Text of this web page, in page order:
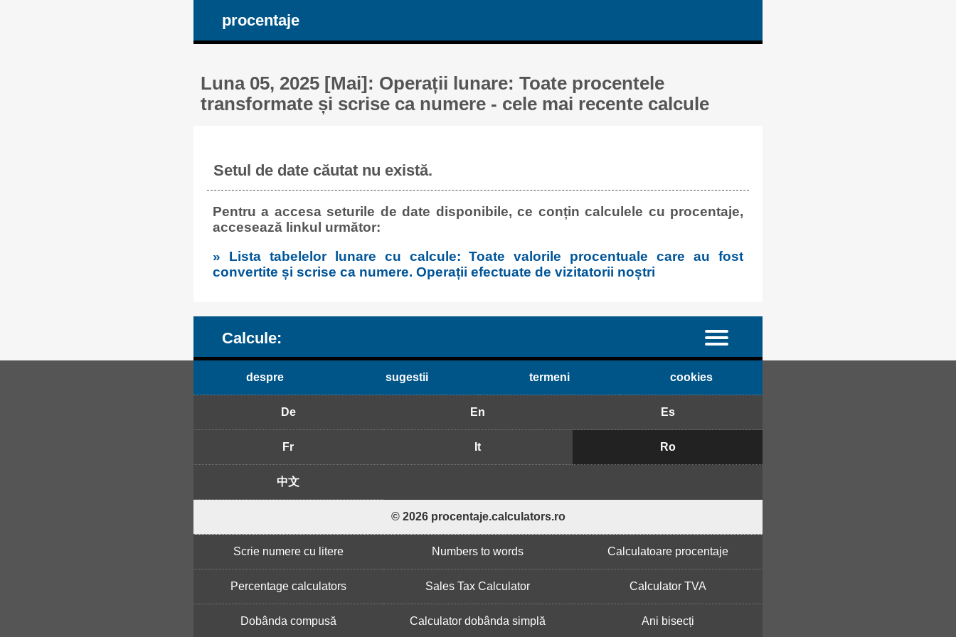
procentaje
Luna 05, 2025 [Mai]: Operații lunare: Toate procentele
transformate și scrise ca numere - cele mai recente calcule
Setul de date căutat nu există.
Pentru a accesa seturile de date disponibile, ce conțin calculele cu procentaje,
accesează linkul următor:
» Lista tabelelor lunare cu calcule: Toate valorile procentuale care au fost
convertite și scrise ca numere. Operații efectuate de vizitatorii noștri
Calcule:
despre sugestii termeni cookies
De En Es
Fr It Ro
中文
© 2026 procentaje.calculators.ro
Scrie numere cu litere Numbers to words Calculatoare procentaje
Percentage calculators Sales Tax Calculator Calculator TVA
Dobânda compusă Calculator dobânda simplă Ani bisecți